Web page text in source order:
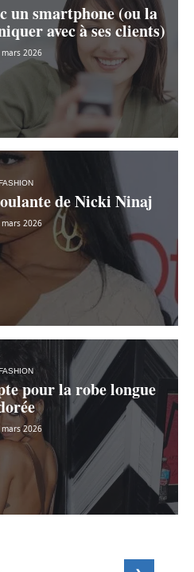
un smartphone (ou la
avec à ses clients)
mars 2026
de Nicki Ninaj
2026
FASHION
pour la robe longue
mars 2026